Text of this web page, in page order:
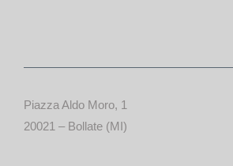
Piazza Aldo Moro, 1
20021 – Bollate (MI)